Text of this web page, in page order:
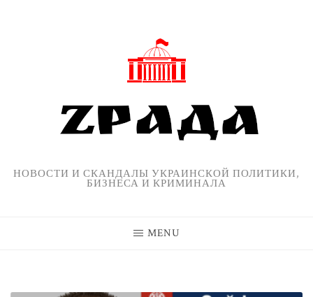
НОВОСТИ И СКАНДАЛЫ УКРАИНСКОЙ ПОЛИТИКИ,
БИЗНЕСА И КРИМИНАЛА
MENU